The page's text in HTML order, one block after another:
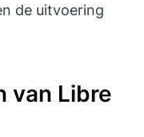
de uitvoering
van Libre